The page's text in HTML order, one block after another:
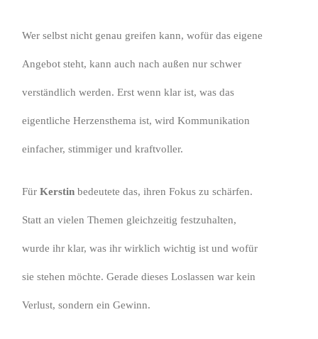
Wer selbst nicht genau greifen kann, wofür das eigene
Angebot steht, kann auch nach außen nur schwer
verständlich werden. Erst wenn klar ist, was das
eigentliche Herzensthema ist, wird Kommunikation
einfacher, stimmiger und kraftvoller.
Für Kerstin bedeutete das, ihren Fokus zu schärfen.
Statt an vielen Themen gleichzeitig festzuhalten,
wurde ihr klar, was ihr wirklich wichtig ist und wofür
sie stehen möchte. Gerade dieses Loslassen war kein
Verlust, sondern ein Gewinn.